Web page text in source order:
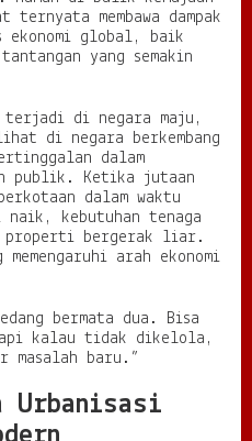
membawa dampak
global, baik
yang semakin
terjadi di negara maju,
di negara berkembang
dalam
publik. Ketika jutaan
dalam waktu
kebutuhan tenaga
properti bergerak liar.
arah ekonomi
bermata dua. Bisa
tapi kalau tidak dikelola,
masalah baru.”
Urbanisasi